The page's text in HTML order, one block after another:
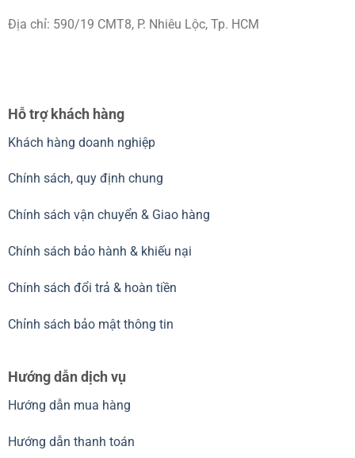
Địa chỉ: 590/19 CMT8, P. Nhiêu Lộc, Tp. HCM
Hỗ trợ khách hàng
Khách hàng doanh nghiệp
Chính sách, quy định chung
Chính sách vận chuyển & Giao hàng
Chính sách bảo hành & khiếu nại
Chính sách đổi trả & hoàn tiền
Chỉnh sách bảo mật thông tin
Hướng dẫn dịch vụ
Hướng dẫn mua hàng
Hướng dẫn thanh toán